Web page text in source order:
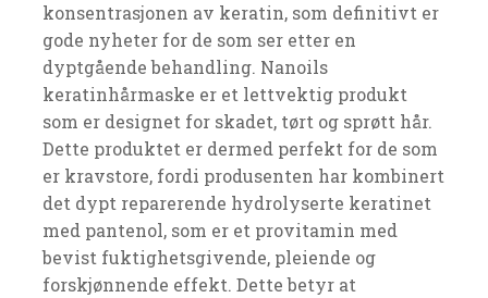
konsentrasjonen av keratin, som definitivt er
gode nyheter for de som ser etter en
dyptgående behandling. Nanoils
keratinhårmaske er et lettvektig produkt
som er designet for skadet, tørt og sprøtt hår.
Dette produktet er dermed perfekt for de som
er kravstore, fordi produsenten har kombinert
det dypt reparerende hydrolyserte keratinet
med pantenol, som er et provitamin med
bevist fuktighetsgivende, pleiende og
forskjønnende effekt. Dette betyr at